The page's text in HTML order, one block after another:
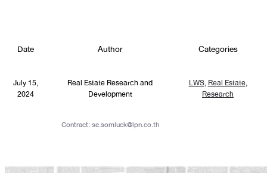
Date
July 15,
2024
Author
Real Estate Research and
Development
Contract:se.somluck@lpn.co.th
Categories
LWS,Real Estate,
Research